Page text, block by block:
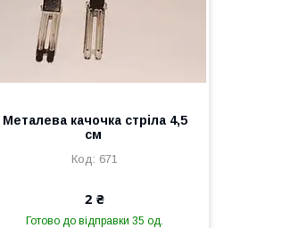
Металева качочка стріла 4,5
см
671
2 ₴
Готово до відправки 35 од.